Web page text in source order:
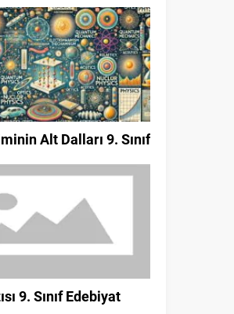
Alt Dalları 9. Sınıf
9. Sınıf Edebiyat